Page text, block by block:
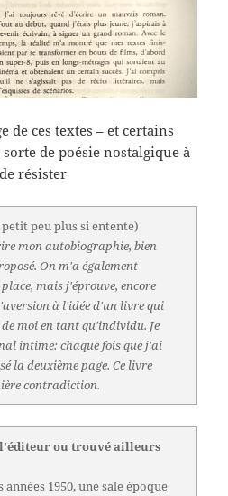
de ces textes – et certains
de poésie nostalgique à
résister
peu plus si entente)
mon autobiographie, bien
On m'a également
mais j'éprouve, encore
à l'idée d'un livre qui
moi en tant qu'individu. Je
intime: chaque fois que j'ai
la deuxième page. Ce livre
contradiction.
l'éditeur ou trouvé ailleurs
années 1950, une sale époque